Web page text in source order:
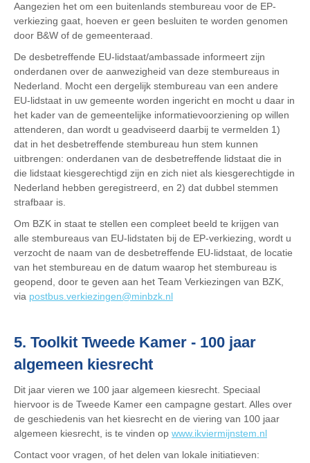
Aangezien het om een buitenlands stembureau voor de EP-
verkiezing gaat, hoeven er geen besluiten te worden genomen
door B&W of de gemeenteraad.
De desbetreffende EU-lidstaat/ambassade informeert zijn
onderdanen over de aanwezigheid van deze stembureaus in
Nederland. Mocht een dergelijk stembureau van een andere
EU-lidstaat in uw gemeente worden ingericht en mocht u daar in
het kader van de gemeentelijke informatievoorziening op willen
attenderen, dan wordt u geadviseerd daarbij te vermelden 1)
dat in het desbetreffende stembureau hun stem kunnen
uitbrengen: onderdanen van de desbetreffende lidstaat die in
die lidstaat kiesgerechtigd zijn en zich niet als kiesgerechtigde in
Nederland hebben geregistreerd, en 2) dat dubbel stemmen
strafbaar is.
Om BZK in staat te stellen een compleet beeld te krijgen van
alle stembureaus van EU-lidstaten bij de EP-verkiezing, wordt u
verzocht de naam van de desbetreffende EU-lidstaat, de locatie
van het stembureau en de datum waarop het stembureau is
geopend, door te geven aan het Team Verkiezingen van BZK,
via postbus.verkiezingen@minbzk.nl
5. Toolkit Tweede Kamer - 100 jaar
algemeen kiesrecht
Dit jaar vieren we 100 jaar algemeen kiesrecht. Speciaal
hiervoor is de Tweede Kamer een campagne gestart. Alles over
de geschiedenis van het kiesrecht en de viering van 100 jaar
algemeen kiesrecht, is te vinden op www.ikviermijnstem.nl
Contact voor vragen, of het delen van lokale initiatieven: